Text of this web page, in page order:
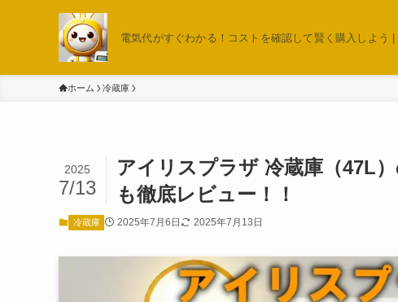
電気代がすぐわかる！コストを確認して賢く購入しよう
ホーム 冷蔵庫
アイリスプラザ 冷蔵庫（47L
も徹底レビュー！！
2025
7/13
冷蔵庫 2025年7月6日 2025年7月13日